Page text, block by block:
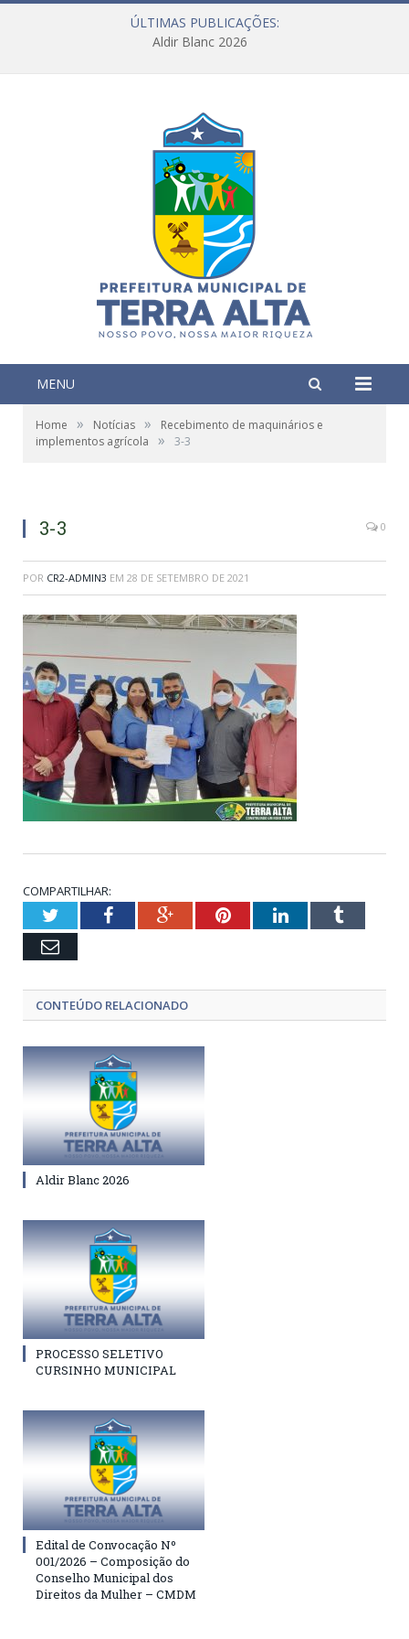
ÚLTIMAS PUBLICAÇÕES:
Aldir Blanc 2026
MENU
Home » Notícias »
Recebimento de maquinários e
implementos agrícola
» 3-3
3-3 0
POR CR2-ADMIN3 EM 28 DE SETEMBRO DE 2021
COMPARTILHAR:
TwitterFacebookGoogle+PinterestLinkedInTumblr
Email
CONTEÚDO RELACIONADO
Aldir Blanc 2026
PROCESSO SELETIVO
CURSINHO MUNICIPAL
Edital de Convocação Nº
001/2026 – Composição do
Conselho Municipal dos
Direitos da Mulher – CMDM